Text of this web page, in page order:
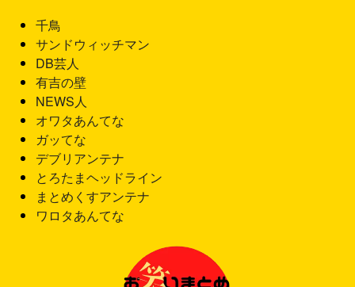
千鳥
サンドウィッチマン
DB芸人
有吉の壁
NEWS人
オワタあんてな
ガッてな
デブリアンテナ
とろたまヘッドライン
まとめくすアンテナ
ワロタあんてな